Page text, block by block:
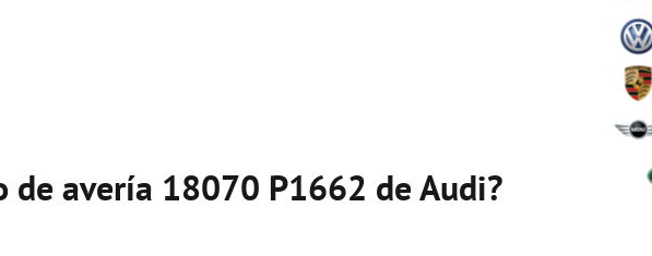
de avería 18070 P1662 de Audi?